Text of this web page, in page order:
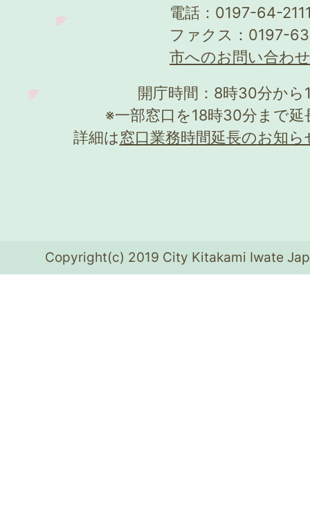
電話：0197-64-
ファクス：0197-
市へのお問い合わ
開庁時間：8時30分か
※一部窓口を18時30分まで
詳細は窓口業務時間延長のお知ら
Copyright(c) 2019 City Kitakami Iwate